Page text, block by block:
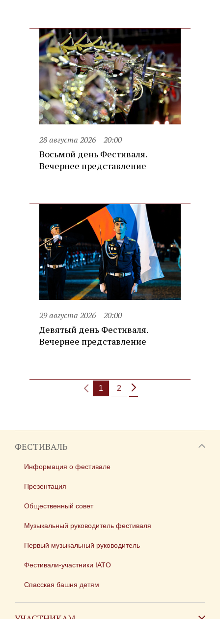
28 августа 2026 20:00
Восьмой день Фестиваля.
Вечернее представление
29 августа 2026 20:00
Девятый день Фестиваля.
Вечернее представление
1 2
ФЕСТИВАЛЬ
Информация о фестивале
Презентация
Общественный совет
Музыкальный руководитель фестиваля
Первый музыкальный руководитель
Фестивали-участники IATO
Спасская башня детям